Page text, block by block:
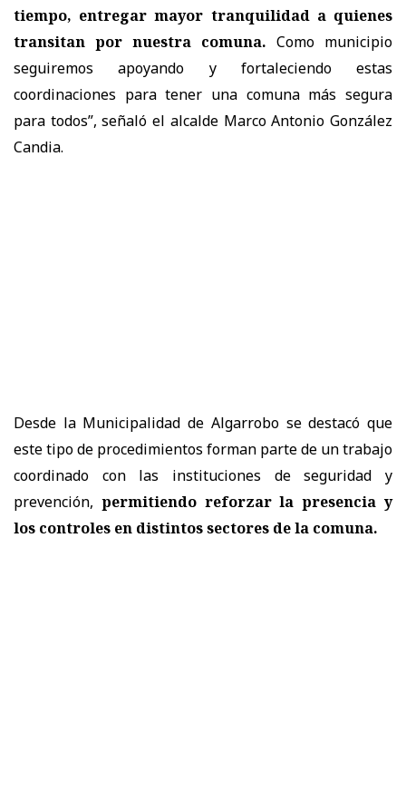
tiempo, entregar mayor tranquilidad a quienes
transitan por nuestra comuna. Como municipio
seguiremos apoyando y fortaleciendo estas
coordinaciones para tener una comuna más segura
para todos”, señaló el alcalde Marco Antonio González
Candia.
Desde la Municipalidad de Algarrobo se destacó que
este tipo de procedimientos forman parte de un trabajo
coordinado con las instituciones de seguridad y
prevención, permitiendo reforzar la presencia y
los controles en distintos sectores de la comuna.